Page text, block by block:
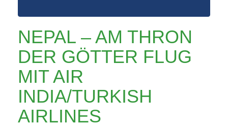
NEPAL – AM THRON
DER GÖTTER FLUG
MIT AIR
INDIA/TURKISH
AIRLINES